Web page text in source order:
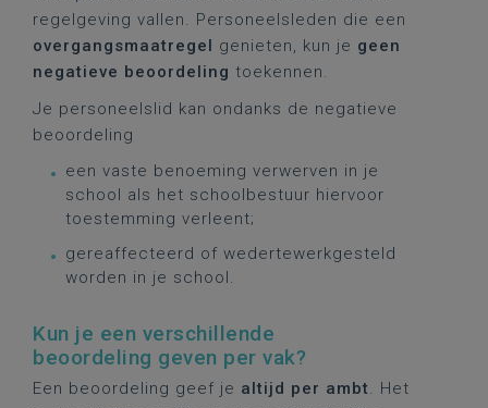
regelgeving vallen. Personeelsleden die een
overgangsmaatregel genieten, kun je geen
negatieve beoordeling toekennen.
Je personeelslid kan ondanks de negatieve
beoordeling
een vaste benoeming verwerven in je
school als het schoolbestuur hiervoor
toestemming verleent;
gereaffecteerd of wedertewerkgesteld
worden in je school.
Kun je een verschillende
beoordeling geven per vak?
Een beoordeling geef je altijd per ambt. Het